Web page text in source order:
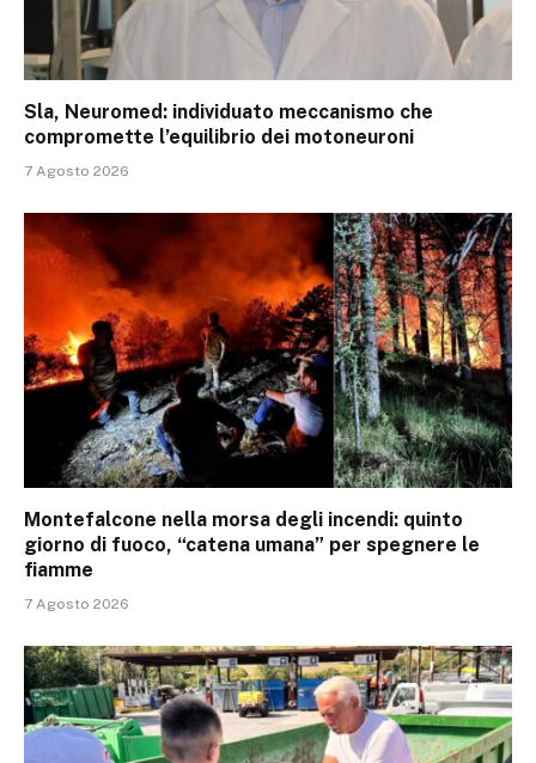
Sla, Neuromed: individuato meccanismo che
compromette l’equilibrio dei motoneuroni
7 Agosto 2026
Montefalcone nella morsa degli incendi: quinto
giorno di fuoco, “catena umana” per spegnere le
fiamme
7 Agosto 2026